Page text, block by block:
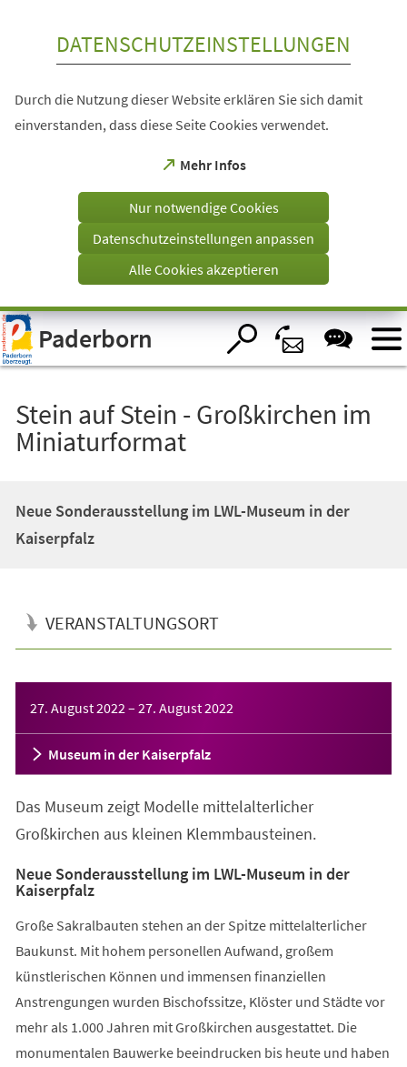
Visuelle
Assistenzsoftware
öffnen.
DATENSCHUTZEINSTELLUNGEN
Durch die Nutzung dieser Website erklären Sie sich damit
einverstanden, dass diese Seite Cookies verwendet.
Mehr Infos
(Öffnet
einem
Tab)
Nur notwendige Cookies
Datenschutzeinstellungen anpassen
Alle Cookies akzeptieren
Paderborn
Stein auf Stein - Großkirchen im
Miniaturformat
Neue Sonderausstellung im LWL-Museum in der
Kaiserpfalz
VERANSTALTUNGSORT
27. August 2022 – 27. August 2022
Museum in der Kaiserpfalz
Das Museum zeigt Modelle mittelalterlicher
Großkirchen aus kleinen Klemmbausteinen.
Neue Sonderausstellung im LWL-Museum in der
Kaiserpfalz
Große Sakralbauten stehen an der Spitze mittelalterlicher
Baukunst. Mit hohem personellen Aufwand, großem
künstlerischen Können und immensen finanziellen
Anstrengungen wurden Bischofssitze, Klöster und Städte vor
mehr als 1.000 Jahren mit Großkirchen ausgestattet. Die
monumentalen Bauwerke beeindrucken bis heute und haben